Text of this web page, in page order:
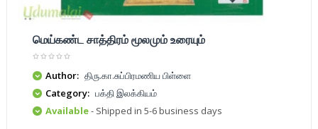
மெய்கண்ட சாத்திரம் மூலமும் உரையும்
Author: திரு.கா.சுப்பிரமணிய பிள்ளை
Category: பக்தி இலக்கியம்
Available- Shipped in 5-6 business days